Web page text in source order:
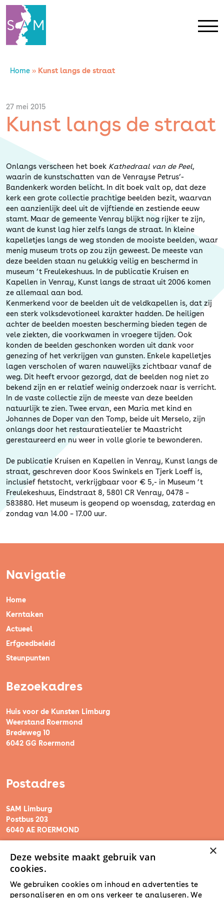
Home
Contact
SAM Limburg
Actueel
Overheid
Erfgoed
Home » Kunst langs de straat
27 mei 2015
Kunst langs de straat
Onlangs verscheen het boek Kathedraal van de Peel,
waarin de kunstschatten van de Venrayse Petrus’-
Bandenkerk worden belicht. In dit boek valt op, dat deze
kerk een grote collectie prachtige beelden bezit, waarvan
een aanzienlijk deel uit de vijftiende en zestiende eeuw
stamt. Maar de gemeente Venray blijkt nog rijker te zijn,
want de kunst lag hier zelfs langs de straat. In kleine
kapelletjes langs de weg stonden de mooiste beelden, waar
menig museum trots op zou zijn geweest. De meeste van
deze beelden staan nu gelukkig veilig en beschermd in
museum ’t Freulekeshuus. In de publicatie Kruisen en
Kapellen in Venray, Kunst langs de straat uit 2006 komen
ze allemaal aan bod.
Kenmerkend voor de beelden uit de veldkapellen is, dat zij
een sterk volksdevotioneel karakter hadden. De heiligen
achter de beelden moesten bescherming bieden tegen de
vele ziekten, die voorkwamen in vroegere tijden. Ook
konden de beelden geschonken worden uit dank voor
genezing of het verkrijgen van gunsten. Enkele kapelletjes
lagen verscholen of waren nauwelijks zichtbaar vanaf de
weg. Dit heeft ervoor gezorgd, dat de beelden nog niet zo
bekend zijn en er relatief weinig onderzoek naar is verricht.
In de vaste collectie zijn de meeste van deze beelden
natuurlijk te zien. Twee ervan, een Maria met kind en
Johannes de Doper van den Tomp, beide uit Merselo, zijn
onlangs door het restauratieatelier te Maastricht
gerestaureerd en nu weer in volle glorie te bewonderen.
De publicatie Kruisen en Kapellen in Venray, Kunst langs de
straat, geschreven door Koos Swinkels en Tjerk Loeff is,
inclusief fietstocht, verkrijgbaar voor € 5,- in Museum ’t
Freulekeshuus, Eindstraat 8, 5801 CR Venray, 0478 –
583880. Het museum is geopend op woensdag, zaterdag en
zondag van 14.00 – 17.00 uur.
Navigatie
Home
Kerntaken
Actueel
Erfgoedbeleid
Steunpunten
Bezoekadres
Huis voor de Kunsten Limburg
Weerstand Roermond
Bredeweg 10
6042 GG Roermond
Postadres
SAM Limburg
Postbus 203
6040 AE ROERMOND
steunpunt@sam-limburg.nl
0475-399281
×
Deze website maakt gebruik van
cookies.
We gebruiken cookies om inhoud en advertenties te
personaliseren en om ons verkeer te analyseren. We